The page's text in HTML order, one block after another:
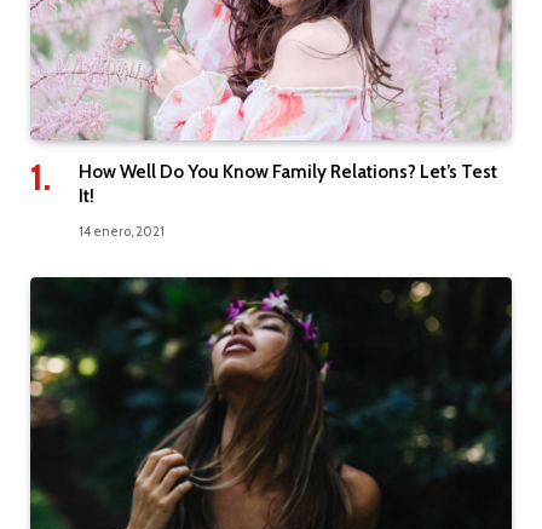
How Well Do You Know Family Relations? Let’s Test
It!
14 enero, 2021